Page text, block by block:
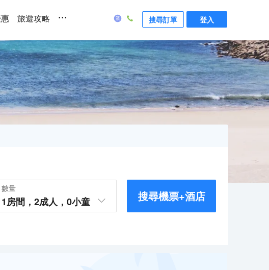
旅遊攻略 ... 搜尋訂單 登入
數量
1房間， 2成人， 0小童 搜尋機票+酒店